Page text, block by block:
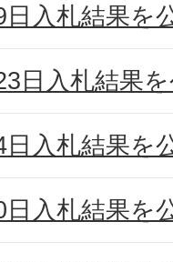
日入札結果を
日入札結果
日入札結果を
日入札結果を